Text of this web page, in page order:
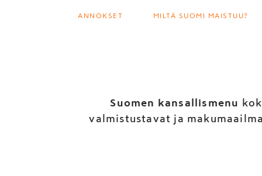
ANNOKSET MILTÄ SUOMI MAISTUU?
Suomen kansallismenu
valmistustavat ja